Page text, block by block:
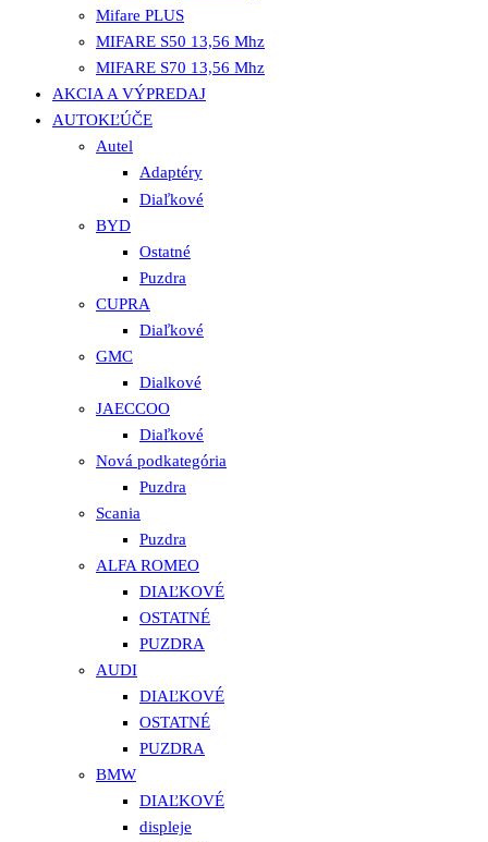
Mifare PLUS
MIFARE S50 13,56 Mhz
MIFARE S70 13,56 Mhz
AKCIA A VÝPREDAJ
AUTOKĽÚČE
Autel
Adaptéry
Diaľkové
BYD
Ostatné
Puzdra
CUPRA
Diaľkové
GMC
Dialkové
JAECCOO
Diaľkové
Nová podkategória
Puzdra
Scania
Puzdra
ALFA ROMEO
DIAĽKOVÉ
OSTATNÉ
PUZDRA
AUDI
DIAĽKOVÉ
OSTATNÉ
PUZDRA
BMW
DIAĽKOVÉ
displeje